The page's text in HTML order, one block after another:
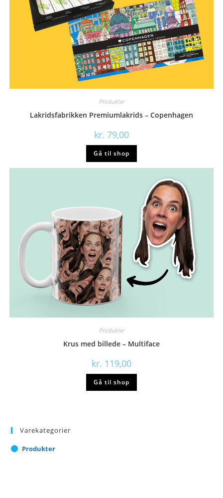
Produkter
Lakridsfabrikken Premiumlakrids – Copenhagen
kr. 79,00
Gå til shop
Produkter
Krus med billede – Multiface
kr. 119,00
Gå til shop
Varekategorier
Produkter